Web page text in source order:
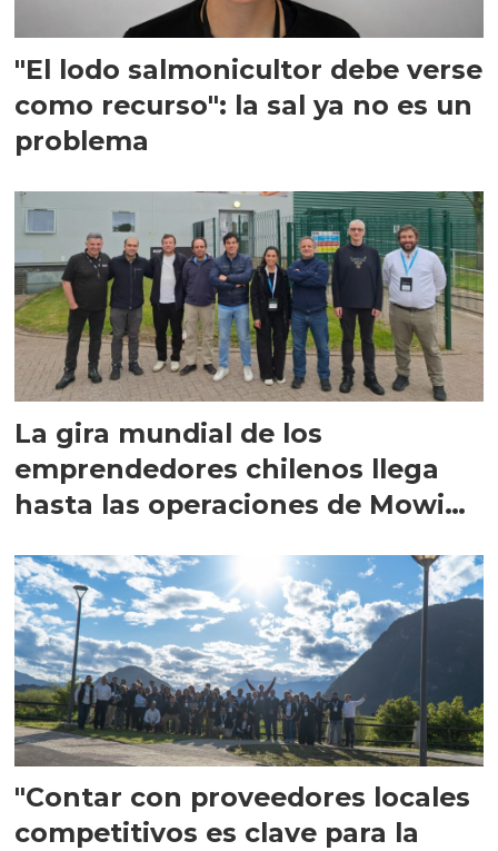
"El lodo salmonicultor debe verse
como recurso": la sal ya no es un
problema
La gira mundial de los
emprendedores chilenos llega
hasta las operaciones de Mowi
"Contar con proveedores locales
competitivos es clave para la